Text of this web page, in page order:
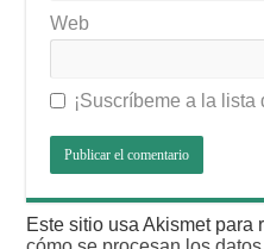
Web
¡Suscríbeme a la lista
Este sitio usa Akismet para